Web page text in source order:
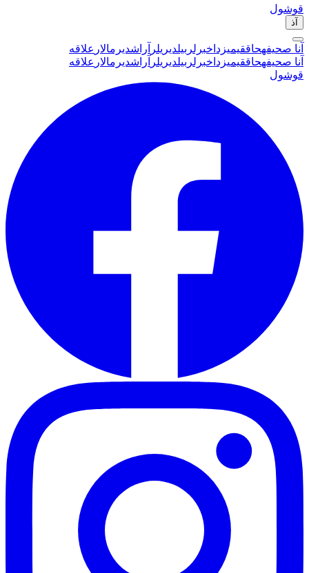
قوشول
آذ
آنا صحیفهحاققیمیزدا خبرلر بیلدیریلر آراشدیرمالار علاقه
آنا صحیفهحاققیمیزدا خبرلر بیلدیریلر آراشدیرمالار علاقه
قوشول